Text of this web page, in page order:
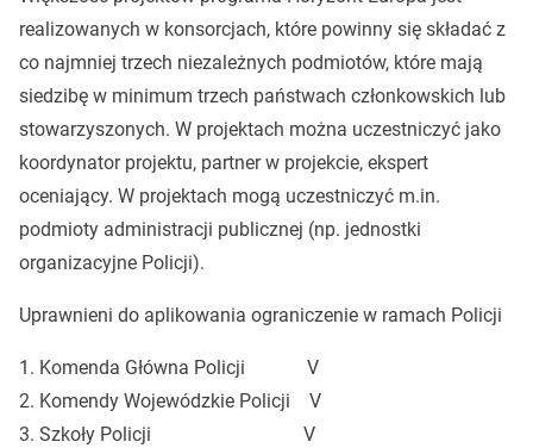
realizowanych w konsorcjach, które powinny się składać z
co najmniej trzech niezależnych podmiotów, które mają
siedzibę w minimum trzech państwach członkowskich lub
stowarzyszonych. W projektach można uczestniczyć jako
koordynator projektu, partner w projekcie, ekspert
oceniający. W projektach mogą uczestniczyć m.in.
podmioty administracji publicznej (np. jednostki
organizacyjne Policji).
Uprawnieni do aplikowania ograniczenie w ramach Policji
1. Komenda Główna Policji V
2. Komendy Wojewódzkie Policji V
3. Szkoły Policji V